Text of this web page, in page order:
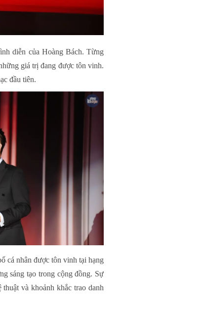
diễn của Hoàng Bách. Từng
giá trị đang được tôn vinh.
đầu tiên.
cá nhân được tôn vinh tại hạng
sáng tạo trong cộng đồng. Sự
và khoảnh khắc trao danh